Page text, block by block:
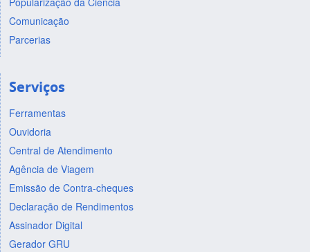
Comunicação
Parcerias
Serviços
Ferramentas
Ouvidoria
Central de Atendimento
Agência de Viagem
Emissão de Contra-cheques
Declaração de Rendimentos
Assinador Digital
Gerador GRU